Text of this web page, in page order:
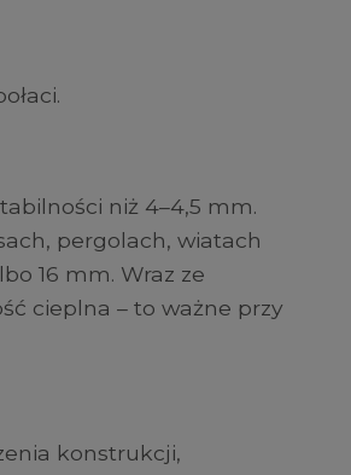
niż 4–4,5 mm.
pergolach, wiatach
16 mm. Wraz ze
cieplna – to ważne przy
konstrukcji,